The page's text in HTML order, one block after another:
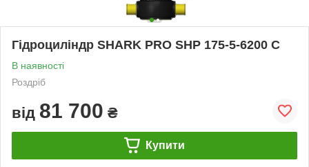
Гідроциліндр SHARK PRO SHP 175-5-6200 C
В наявності
Роздріб
від 81 700 ₴
Купити